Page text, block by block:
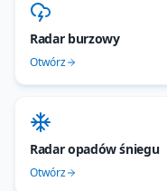
Radar burzowy
Otwórz
Radar opadów śniegu
Otwórz